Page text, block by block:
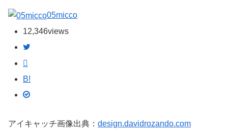
05micco
12,346views
B!
アイキャッチ画像出典： design.davidrozando.com